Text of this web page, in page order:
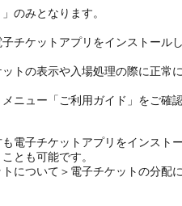
のみとなります。
チケットアプリをインストール
トの表示や入場処理の際に正
ニュー「ご利用ガイド」をご確認
電子チケットアプリをインスト
とも可能です。
について＞電子チケットの分配